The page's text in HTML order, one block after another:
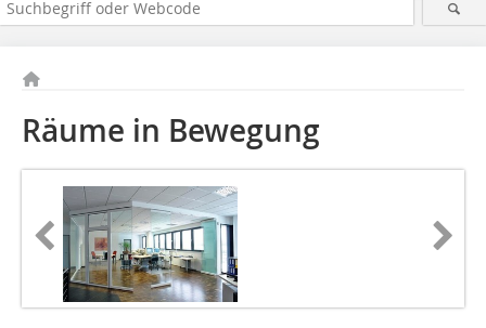
Räume in Bewegung